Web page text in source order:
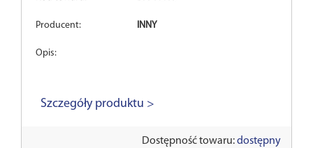
Producent: INNY
Opis:
Szczegóły produktu >
Dostępność towaru:dostępny